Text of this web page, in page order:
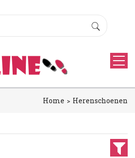
Home Herenschoenen